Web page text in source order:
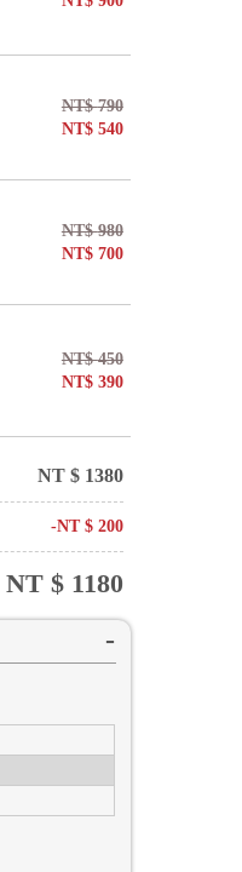
NT$790
NT$ 540
NT$980
NT$ 700
NT$450
NT$ 390
NT $ 1380
-NT $ 200
NT $ 1180